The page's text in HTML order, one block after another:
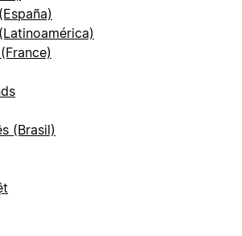
(Brasil)